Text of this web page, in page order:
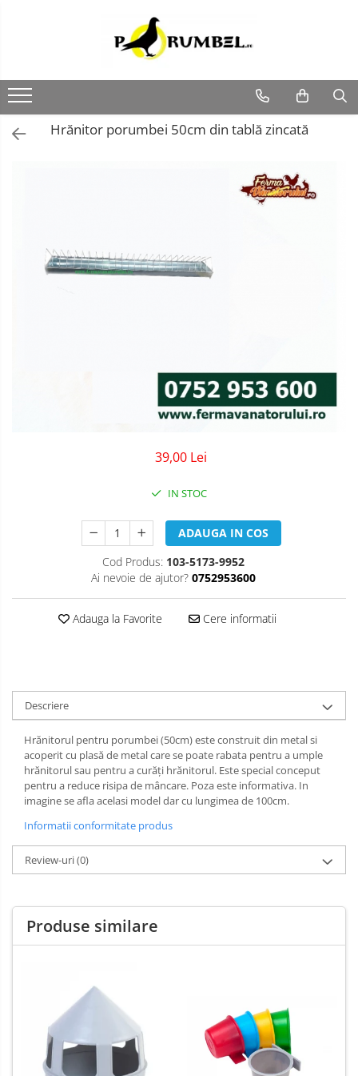
Hrănitor porumbei 50cm din tablă zincată
39,00 Lei
IN STOC
ADAUGA IN COS
Cod Produs: 103-5173-9952
Ai nevoie de ajutor? 0752953600
Adauga la Favorite Cere informatii
Descriere
Hrănitorul pentru porumbei (50cm) este construit din metal si
acoperit cu plasă de metal care se poate rabata pentru a umple
hrănitorul sau pentru a curăți hrănitorul. Este special conceput
pentru a reduce risipa de mâncare. Poza este informativa. In
imagine se afla acelasi model dar cu lungimea de 100cm.
Informatii conformitate produs
Review-uri(0)
Produse similare